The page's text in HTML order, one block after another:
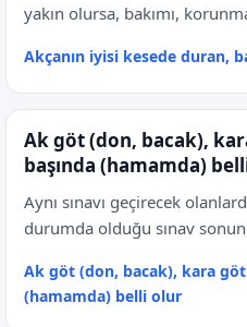
yakın olursa, bakımı,
Akçanın iyisi kesede duran,
Ak göt (don, bacak),
başında (hamamda)
Aynı sınavı geçirecek
durumda olduğu sınav
Ak göt (don, bacak), kara
(hamamda) belli olur